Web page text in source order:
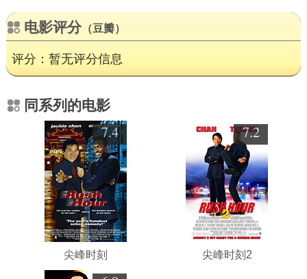
电影评分（豆瓣）
评分：暂无评分信息
同系列的电影
7.4
尖峰时刻
7.2
尖峰时刻2